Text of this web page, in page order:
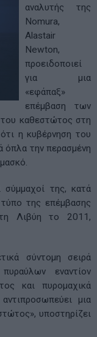
αναλυτής της
Nomura,
Alastair
Newton,
προειδοποιεί
για μια
«εφάπαξ»
επέμβαση των
καθεστώτος στη
η κυβέρνηση του
όπλα την περασμένη
σύμμαχοί της, κατά
της επέμβασης
Λιβύη το 2011,
σύντομη σειρά
εναντίον
και πυρομαχικά
μια
υποστηρίζει